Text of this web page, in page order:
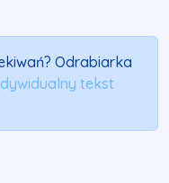
Odrabiarka
tekst